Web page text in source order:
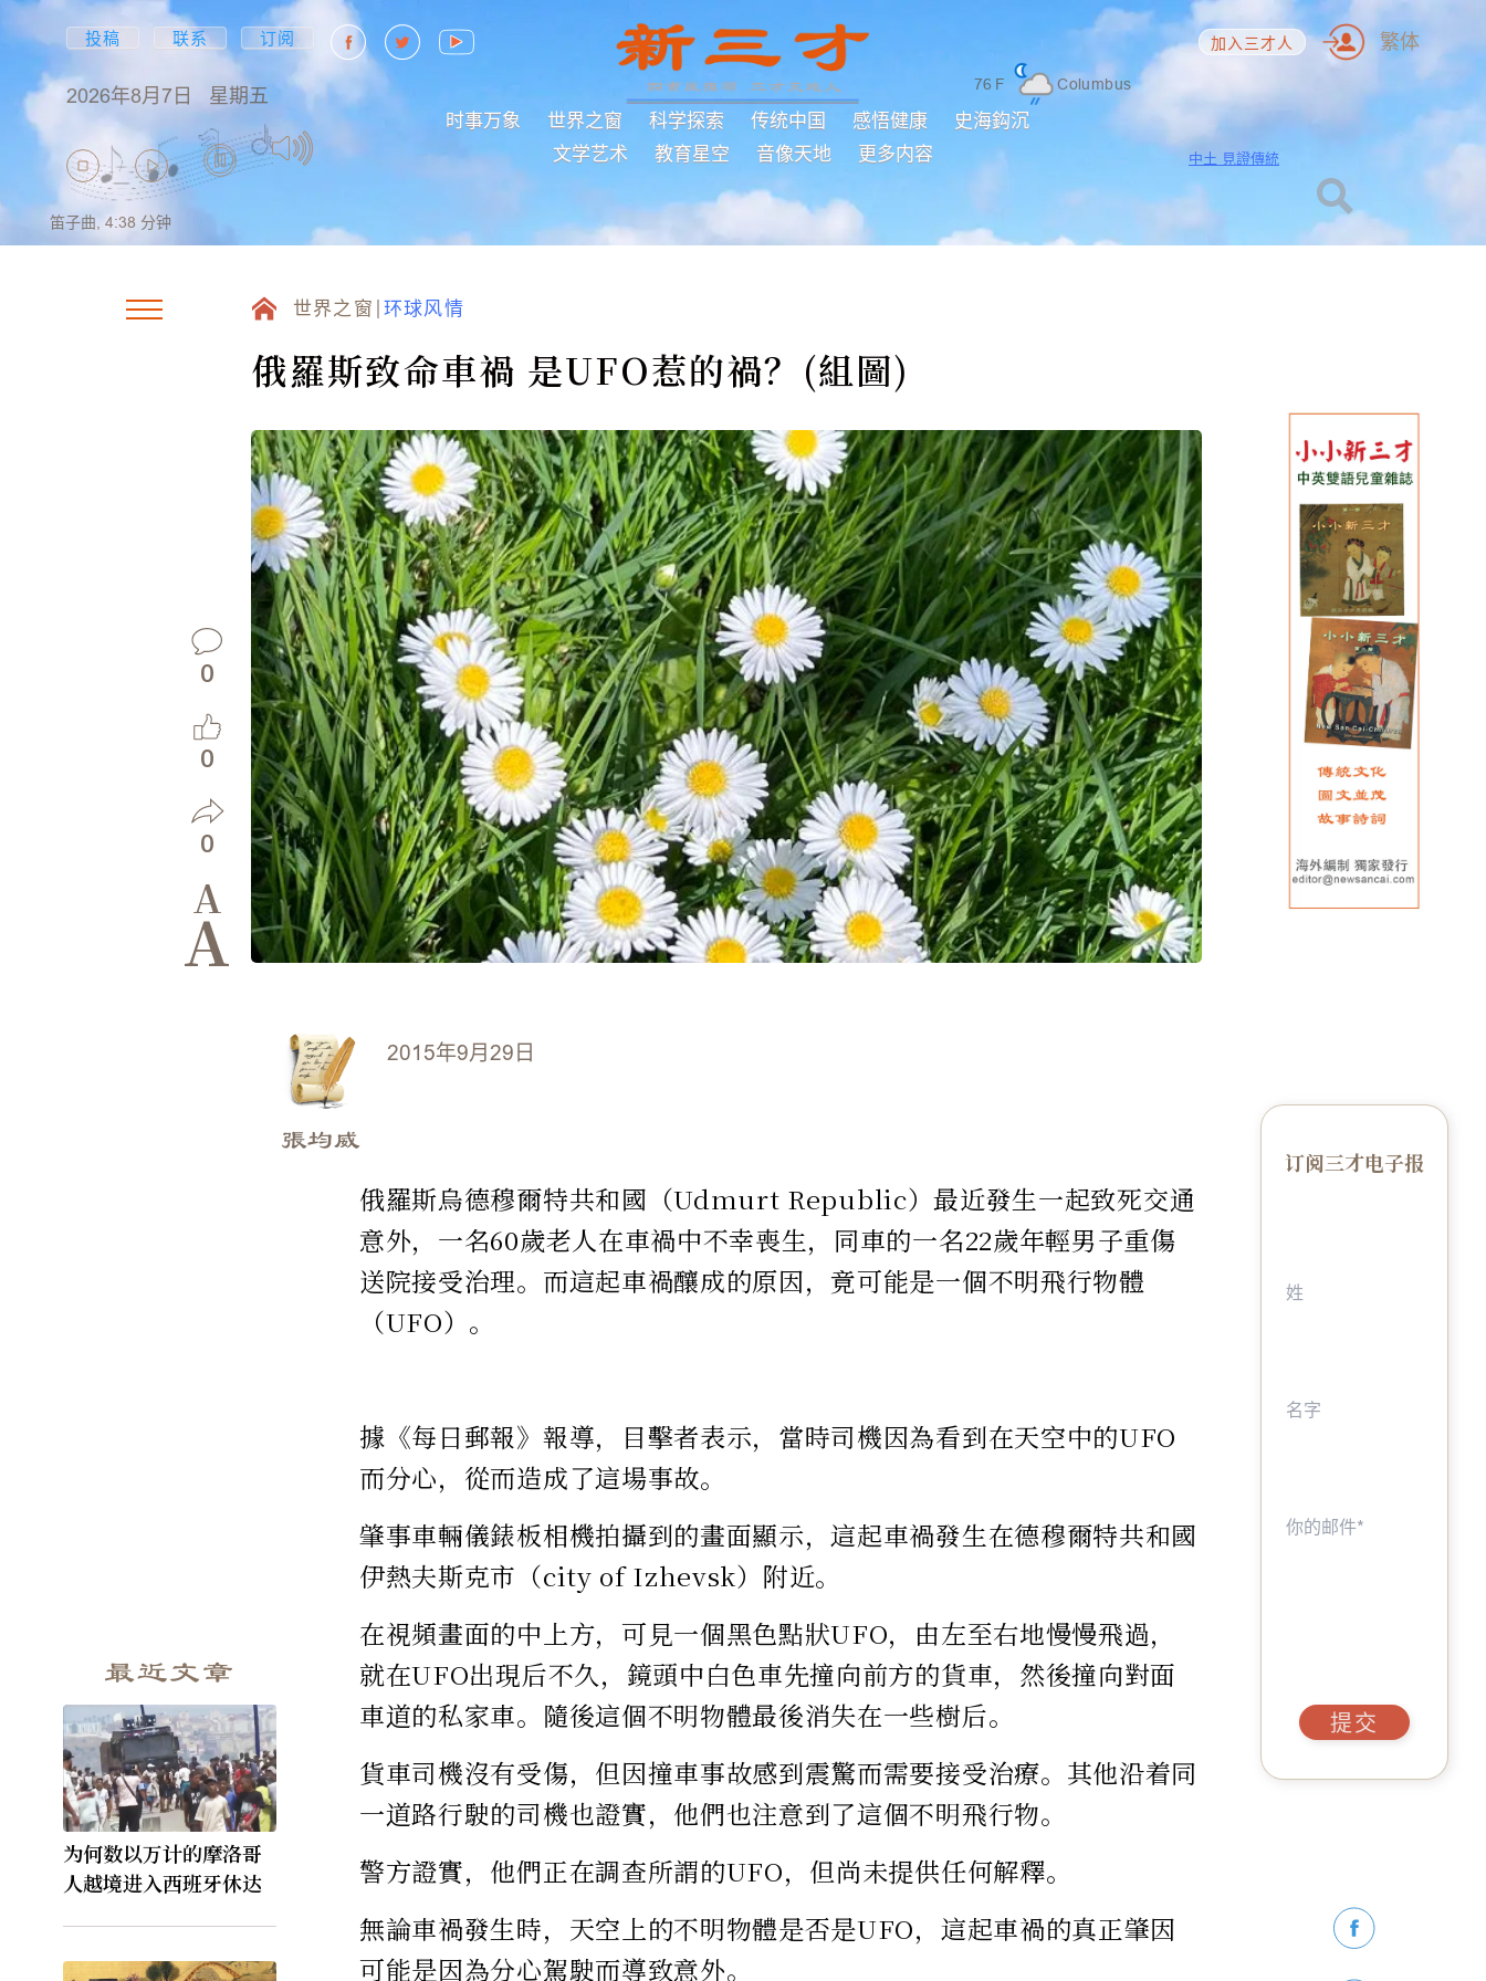
投稿 联系 订阅
2026年8月7日 星期五 76 F Columbus
时事万象 世界之窗 科学探索 传统中国 感悟健康
史海鈎沉
文学艺术
教育星空 音像天地 更多内容
加入三才人 繁体
中土 見證傳統
笛子曲, 4:38 分钟
世界之窗 环球风情
俄羅斯致命車禍 是UFO惹的禍？(組圖)
0
0
0
A
A
最近文章
为何数以万计的摩洛哥
人越境进入西班牙休达
2015年9月29日
張均威
俄羅斯烏德穆爾特共和國（Udmurt Republic）最近發生一起致死交通
意外，一名60歲老人在車禍中不幸喪生，同車的一名22歲年輕男子重傷
送院接受治理。而這起車禍釀成的原因，竟可能是一個不明飛行物體
（UFO）。
據《每日郵報》報導，目擊者表示，當時司機因為看到在天空中的UFO
而分心，從而造成了這場事故。
肇事車輛儀錶板相機拍攝到的畫面顯示，這起車禍發生在德穆爾特共和國
伊熱夫斯克市（city of Izhevsk）附近。
在視頻畫面的中上方，可見一個黑色點狀UFO，由左至右地慢慢飛過，
就在UFO出現后不久，鏡頭中白色車先撞向前方的貨車，然後撞向對面
車道的私家車。隨後這個不明物體最後消失在一些樹后。
貨車司機沒有受傷，但因撞車事故感到震驚而需要接受治療。其他沿着同
一道路行駛的司機也證實，他們也注意到了這個不明飛行物。
警方證實，他們正在調查所謂的UFO，但尚未提供任何解釋。
無論車禍發生時，天空上的不明物體是否是UFO，這起車禍的真正肇因
可能是因為分心駕駛而導致意外。
订阅三才电子报
提交